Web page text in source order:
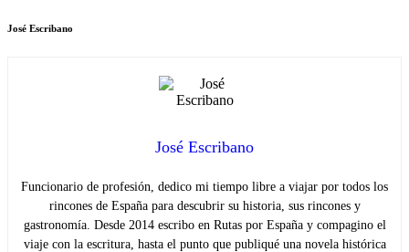
José Escribano
José Escribano
Funcionario de profesión, dedico mi tiempo libre a viajar por todos los
rincones de España para descubrir su historia, sus rincones y
gastronomía. Desde 2014 escribo en Rutas por España y compagino el
viaje con la escritura, hasta el punto que publiqué una novela histórica